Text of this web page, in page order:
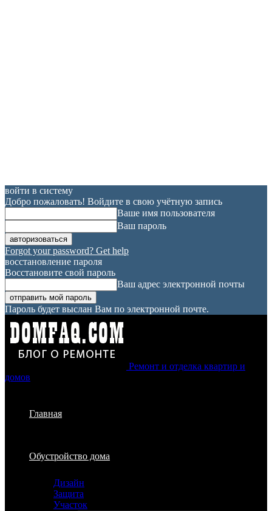
войти в систему
Добро пожаловать! Войдите в свою учётную запись
Ваше имя пользователя
Ваш пароль
Forgot your password? Get help
восстановление пароля
Восстановите свой пароль
Ваш адрес электронной почты
Пароль будет выслан Вам по электронной почте.
Ремонт и отделка квартир и
домов
Главная
Обустройство дома
Дизайн
Защита
Участок